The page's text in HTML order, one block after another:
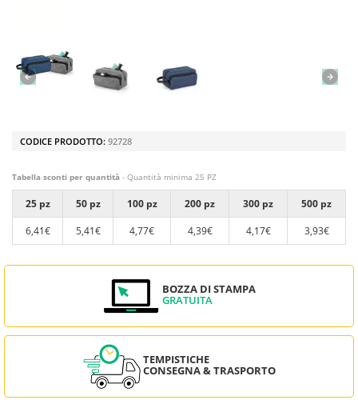
CODICE PRODOTTO: 92728
Tabella sconti per quantità - Quantità minima 25 PZ
25 pz 50 pz 100 pz 200 pz 300 pz
500 pz
6,41€
5,41€ 4,77€ 4,39€ 4,17€ 3,93€
BOZZA DI STAMPA
GRATUITA
TEMPISTICHE
CONSEGNA & TRASPORTO